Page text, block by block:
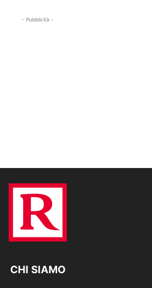
- Pubblicità -
CHI SIAMO